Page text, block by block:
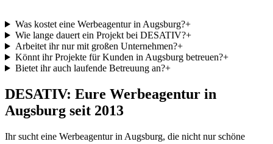
Was kostet eine Werbeagentur in Augsburg?+
Wie lange dauert ein Projekt bei DESATIV?+
Arbeitet ihr nur mit großen Unternehmen?+
Könnt ihr Projekte für Kunden in Augsburg betreuen?+
Bietet ihr auch laufende Betreuung an?+
DESATIV: Eure Werbeagentur in
Augsburg seit 2013
Ihr sucht eine Werbeagentur in Augsburg, die nicht nur schöne